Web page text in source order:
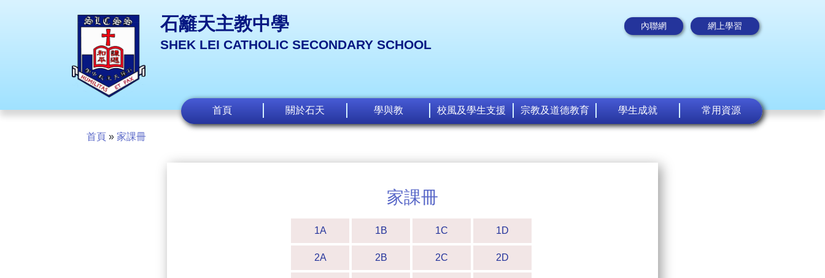
石籬天主教中學
SHEK LEI CATHOLIC SECONDARY SCHOOL
內聯網 網上學習
首頁 關於石天 學與教 校風及學生支援 宗教及道德教育 學生成就 常用資源
首頁 » 家課冊
家課冊
1A 1B 1C 1D
2A 2B 2C 2D